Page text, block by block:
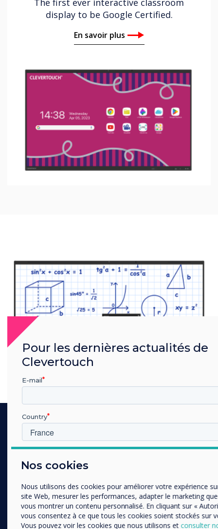
The first ever interactive classroom
display to be Google Certified.
En savoir plus
Expériences
d’apprentissage
immersives
LYNX Whiteboard encourage la collaboration des étudiants avec
du contenu engageant et une interaction sans efforts. Ne
manquez jamais d’espace grâce à notre toile infinie et faites de
vos cours des workshops interactifs où les étudiants et les
Nos cookies
Nous utilisons des cookies pour améliorer votre expérience
site Web, mesurer les performances, adapter le marketing
vous montrer un contenu personnalisé. En cliquant sur «
vous consentez à ce que tous les cookies soient stockés sur
Vous pouvez voir les cookies que nous utilisons et consulter
Pour les dernières actualités de
Clevertouch
E-mail
Country
Éducation
Autres
Organisation Name